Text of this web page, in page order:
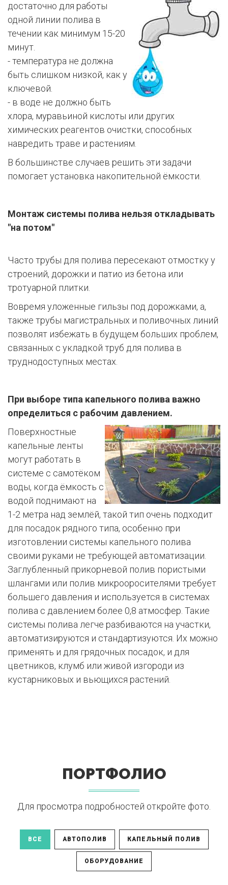
достаточно для работы
одной линии полива в
течении как минимум 15-20
минут.
- температура не должна
быть слишком низкой, как у
ключевой.
- в воде не должно быть
хлора, муравьиной кислоты или других
химических реагентов очистки, способных
навредить траве и растениям.
В большинстве случаев решить эти задачи
помогает установка накопительной ёмкости.
Монтаж системы полива нельзя откладывать
"на потом"
Часто трубы для полива пересекают отмостку у
строений, дорожки и патио из бетона или
тротуарной плитки.
Вовремя уложенные гильзы под дорожками, а,
также трубы магистральных и поливочных линий
позволят избежать в будущем больших проблем,
связанных с укладкой труб для полива в
труднодоступных местах.
При выборе типа капельного полива важно
определиться с рабочим давлением.
Поверхностные
капельные ленты
могут работать в
системе с самотёком
воды, когда ёмкость с
водой поднимают на
1-2 метра над землёй, такой тип очень подходит
для посадок рядного типа, особенно при
изготовлении системы капельного полива
своими руками не требующей автоматизации.
Заглубленный прикорневой полив пористыми
шлангами или полив микрооросителями требует
большего давления и используется в системах
полива с давлением более 0,8 атмосфер. Такие
системы полива легче разбиваются на участки,
автоматизируются и стандартизуются. Их можно
применять и для грядочных посадок, и для
цветников, клумб или живой изгороди из
кустарниковых и вьющихся растений.
ПОРТФОЛИО
Для просмотра подробностей откройте фото.
ВСЕ АВТОПОЛИВ КАПЕЛЬНЫЙ ПОЛИВ
ОБОРУДОВАНИЕ